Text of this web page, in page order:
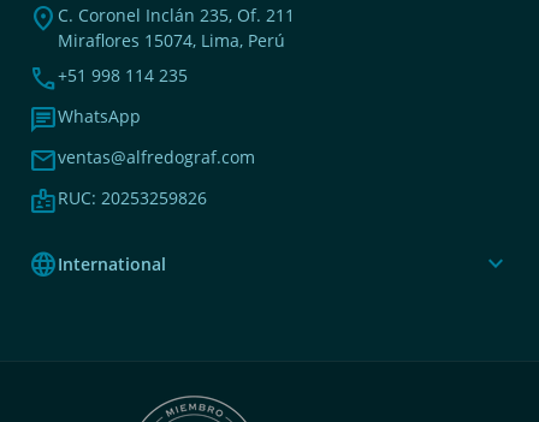
location_on C. Coronel Inclán 235, Of. 211
Miraflores 15074, Lima, Perú
phone+51 998 114 235
chatWhatsApp
mailventas@alfredograf.com
badgeRUC: 20253259826
languageInternational expand_more